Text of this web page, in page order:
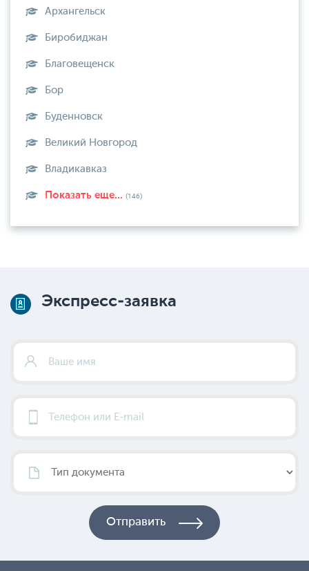
Архангельск
Биробиджан
Благовещенск
Бор
Буденновск
Великий Новгород
Владикавказ
Показать еще... (146)
Экспресс-заявка